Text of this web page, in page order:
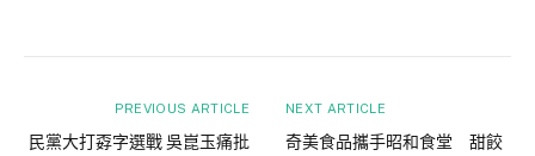
PREVIOUS ARTICLE
民黨大打孬字選戰 吳崑玉痛批
NEXT ARTICLE
奇美食品攜手昭和食堂 甜餃